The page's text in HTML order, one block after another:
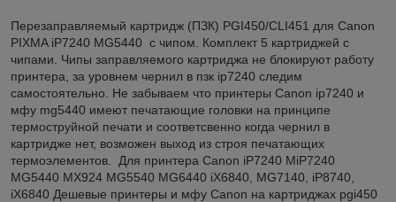
Перезаправляемый картридж (ПЗК) PGI450/CLI451 для Canon
PIXMA iP7240 MG5440 с чипом. Комплект 5 картриджей с
чипами. Чипы заправляемого картриджа не блокируют работу
принтера, за уровнем чернил в пзк ip7240 следим
самостоятельно. Не забываем что принтеры Canon ip7240 и
мфу mg5440 имеют печатающие головки на принципе
термоструйной печати и соответсвенно когда чернил в
картридже нет, возможен выход из строя печатающих
термоэлементов. Для принтера Canon iP7240 MiP7240
MG5440 MX924 MG5540 MG6440 iX6840, MG7140, iP8740,
iX6840 Дешевые принтеры и мфу Canon на картриджах pgi450